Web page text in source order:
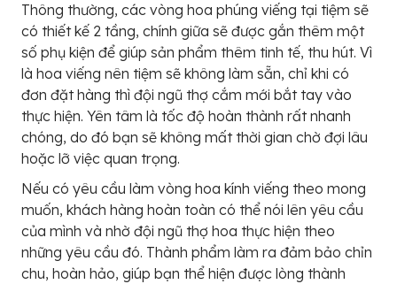
Thông thường, các vòng hoa phúng viếng tại tiệm sẽ
có thiết kế 2 tầng, chính giữa sẽ được gắn thêm một
số phụ kiện để giúp sản phẩm thêm tinh tế, thu hút. Vì
là hoa viếng nên tiệm sẽ không làm sẵn, chỉ khi có
đơn đặt hàng thì đội ngũ thợ cắm mới bắt tay vào
thực hiện. Yên tâm là tốc độ hoàn thành rất nhanh
chóng, do đó bạn sẽ không mất thời gian chờ đợi lâu
hoặc lỡ việc quan trọng.
Nếu có yêu cầu làm vòng hoa kính viếng theo mong
muốn, khách hàng hoàn toàn có thể nói lên yêu cầu
của mình và nhờ đội ngũ thợ hoa thực hiện theo
những yêu cầu đó. Thành phẩm làm ra đảm bảo chỉn
chu, hoàn hảo, giúp bạn thể hiện được lòng thành